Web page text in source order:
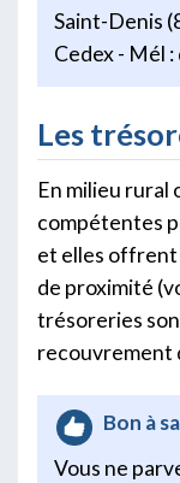
Saint-Denis
Cedex - Mél
Les
En milieu rural
compétentes
et elles offrent
de proximité
trésoreries
recouvrement
Bon à
Vous ne